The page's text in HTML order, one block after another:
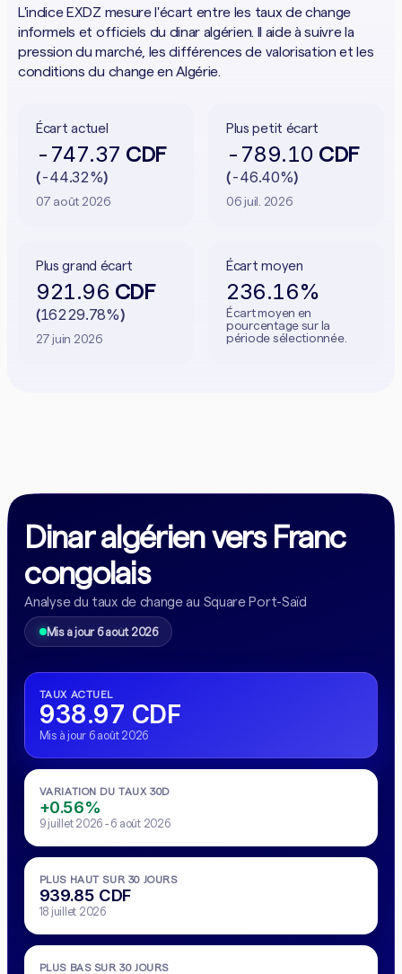
L'indice EXDZ mesure l'écart entre les taux de change
informels et officiels du dinar algérien. Il aide à suivre la
pression du marché, les différences de valorisation et les
conditions du change en Algérie.
Écart actuel
-747.37 CDF
(-44.32%)
07 août 2026
Plus petit écart
-789.10 CDF
(-46.40%)
06 juil. 2026
Plus grand écart
921.96 CDF
(16229.78%)
27 juin 2026
Écart moyen
236.16%
Écart moyen en
pourcentage sur la
période sélectionnée.
Dinar algérien vers Franc
congolais
Analyse du taux de change au Square Port-Saïd
Mis à jour 6 août 2026
TAUX ACTUEL
938.97 CDF
Mis à jour 6 août 2026
VARIATION DU TAUX 30D
+0.56%
9 juillet 2026 - 6 août 2026
PLUS HAUT SUR 30 JOURS
939.85 CDF
18 juillet 2026
PLUS BAS SUR 30 JOURS